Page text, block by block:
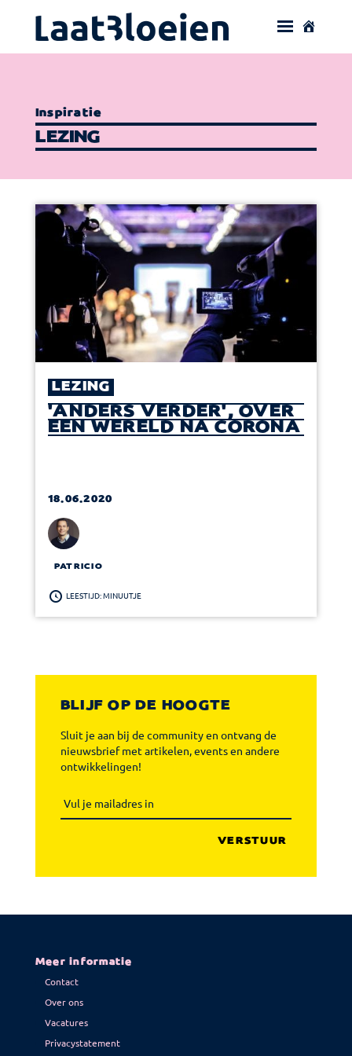
Inspiratie
LEZING
LEZING
'ANDERS VERDER', OVER
EEN WERELD NA CORONA
18.06.2020
PATRICIO
LEESTIJD: MINUUTJE
BLIJF OP DE HOOGTE
Sluit je aan bij de community en ontvang de
nieuwsbrief met artikelen, events en andere
ontwikkelingen!
Meer informatie
Contact
Over ons
Vacatures
Privacystatement